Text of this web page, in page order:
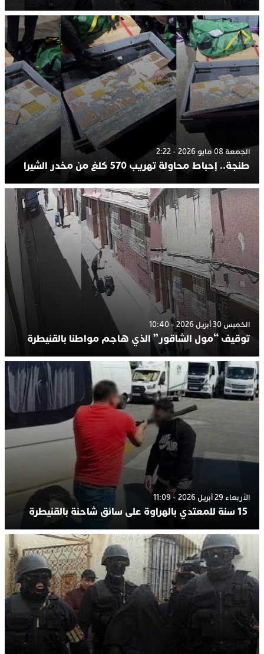
الجمعة 08 مايو 2026 - 2:22
طنجة.. إحباط محاولة تهريب 570 كلغ من مخدر الشيرا
الخميس 30 أبريل 2026 - 10:40
توقيف “مول الشاقور” الذي هاجم مواطنا بالقنيطرة
الأربعاء 29 أبريل 2026 - 11:09